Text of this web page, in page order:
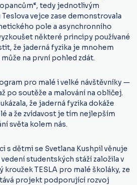
tedy jednotlivým
vejce zase demonstrovala
pole a asynchronního
některé principy používané
že jaderná fyzika je mnohem
na první pohled zdát.
pro malé i velké návštěvníky —
po soutěže a malování na obličej.
že jaderná fyzika dokáže
a že zvídavost je tím nejlepším
světa kolem nás.
s dětmi se Svetlana Kushpil věnuje
studentských stáží založila v
TESLA pro malé školáky, ze
projekt podporující rozvoj